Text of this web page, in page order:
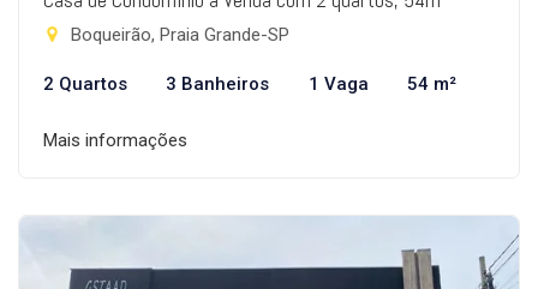
Boqueirão, Praia Grande-SP
2 Quartos 3 Banheiros 1 Vaga 54 m²
Mais informações